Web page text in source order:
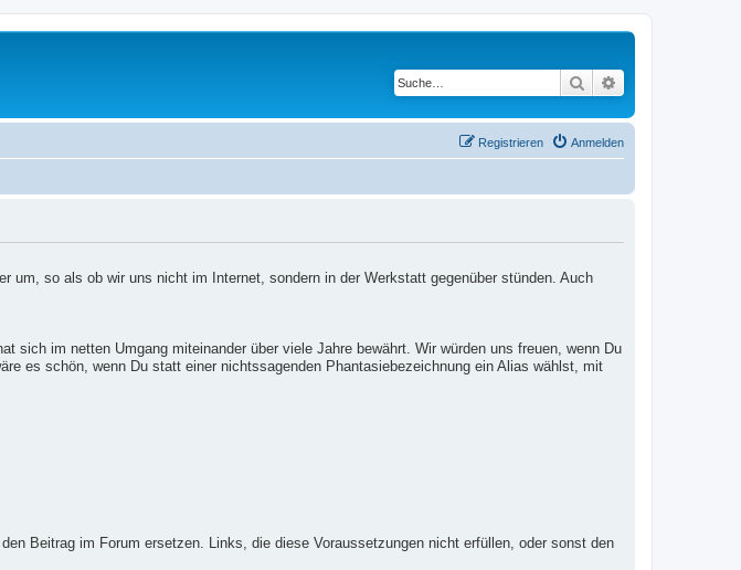
Suche
Anmelden
Registrieren
um, so als ob wir uns nicht im Internet, sondern in der Werkstatt gegenüber stünden. Auch
sich im netten Umgang miteinander über viele Jahre bewährt. Wir würden uns freuen, wenn Du
es schön, wenn Du statt einer nichtssagenden Phantasiebezeichnung ein Alias wählst, mit
Beitrag im Forum ersetzen. Links, die diese Voraussetzungen nicht erfüllen, oder sonst den